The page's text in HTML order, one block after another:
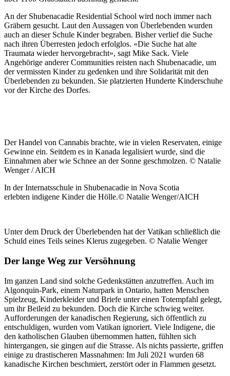
An der Shubenacadie Residential School wird noch immer nach
Gräbern gesucht. Laut den Aussagen von Überlebenden wurden
auch an dieser Schule Kinder begraben. Bisher verlief die Suche
nach ihren Überresten jedoch erfolglos. «Die Suche hat alte
Traumata wieder hervorgebracht», sagt Mike Sack. Viele
Angehörige anderer Communities reisten nach Shubenacadie, um
der vermissten Kinder zu gedenken und ihre Solidarität mit den
Überlebenden zu bekunden. Sie platzierten Hunderte Kinderschuhe
vor der Kirche des Dorfes.
Der Handel von Cannabis brachte, wie in vielen Reservaten, einige
Gewinne ein. Seitdem es in Kanada legalisiert wurde, sind die
Einnahmen aber wie Schnee an der Sonne geschmolzen. © Natalie
Wenger / AICH
In der Internatsschule in Shubenacadie in Nova Scotia
erlebten indigene Kinder die Hölle.© Natalie Wenger/AICH
Unter dem Druck der Überlebenden hat der Vatikan schließlich die
Schuld eines Teils seines Klerus zugegeben. © Natalie Wenger
Der lange Weg zur Versöhnung
Im ganzen Land sind solche Gedenkstätten anzutreffen. Auch im
Algonquin-Park, einem Naturpark in Ontario, hatten Menschen
Spielzeug, Kinderkleider und Briefe unter einen Totempfahl gelegt,
um ihr Beileid zu bekunden. Doch die Kirche schwieg weiter.
Aufforderungen der kanadischen Regierung, sich öffentlich zu
entschuldigen, wurden vom Vatikan ignoriert. Viele Indigene, die
den katholischen Glauben übernommen hatten, fühlten sich
hintergangen, sie gingen auf die Strasse. Als nichts passierte, griffen
einige zu drastischeren Massnahmen: Im Juli 2021 wurden 68
kanadische Kirchen beschmiert, zerstört oder in Flammen gesetzt.